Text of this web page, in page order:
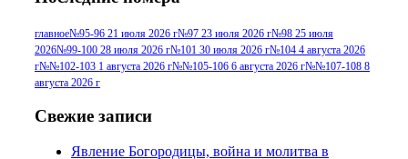
июля 2017 г(11)№96 9 августа 2012
г(13) №96 28 июля 2015 г(9) №96+97 3
июля 2014 г(10)№96+97 30 июля
2016 г(13)
июля 2017 г
2012 г
(15)
№97 30 июля 2015 г
главное№95-96 21 июля 2026 г№97 23 июля 2026 г№98 25 июля
2026№99-100 28 июля 2026 г№101 30 июля 2026 г№104 4 августа 2026
г№№102-103 1 августа 2026 г№№105-106 6 августа 2026 г№№107-108 8
августа 2026 г
Свежие записи
Явление Богородицы, война и молитва в